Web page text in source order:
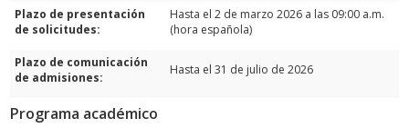
Plazo de presentación
de solicitudes:
Hasta el 2 de marzo 2026 a las 09:00 a.m.
(hora española)
Plazo de comunicación
de admisiones:
Hasta el 31 de julio de 2026
Programa académico